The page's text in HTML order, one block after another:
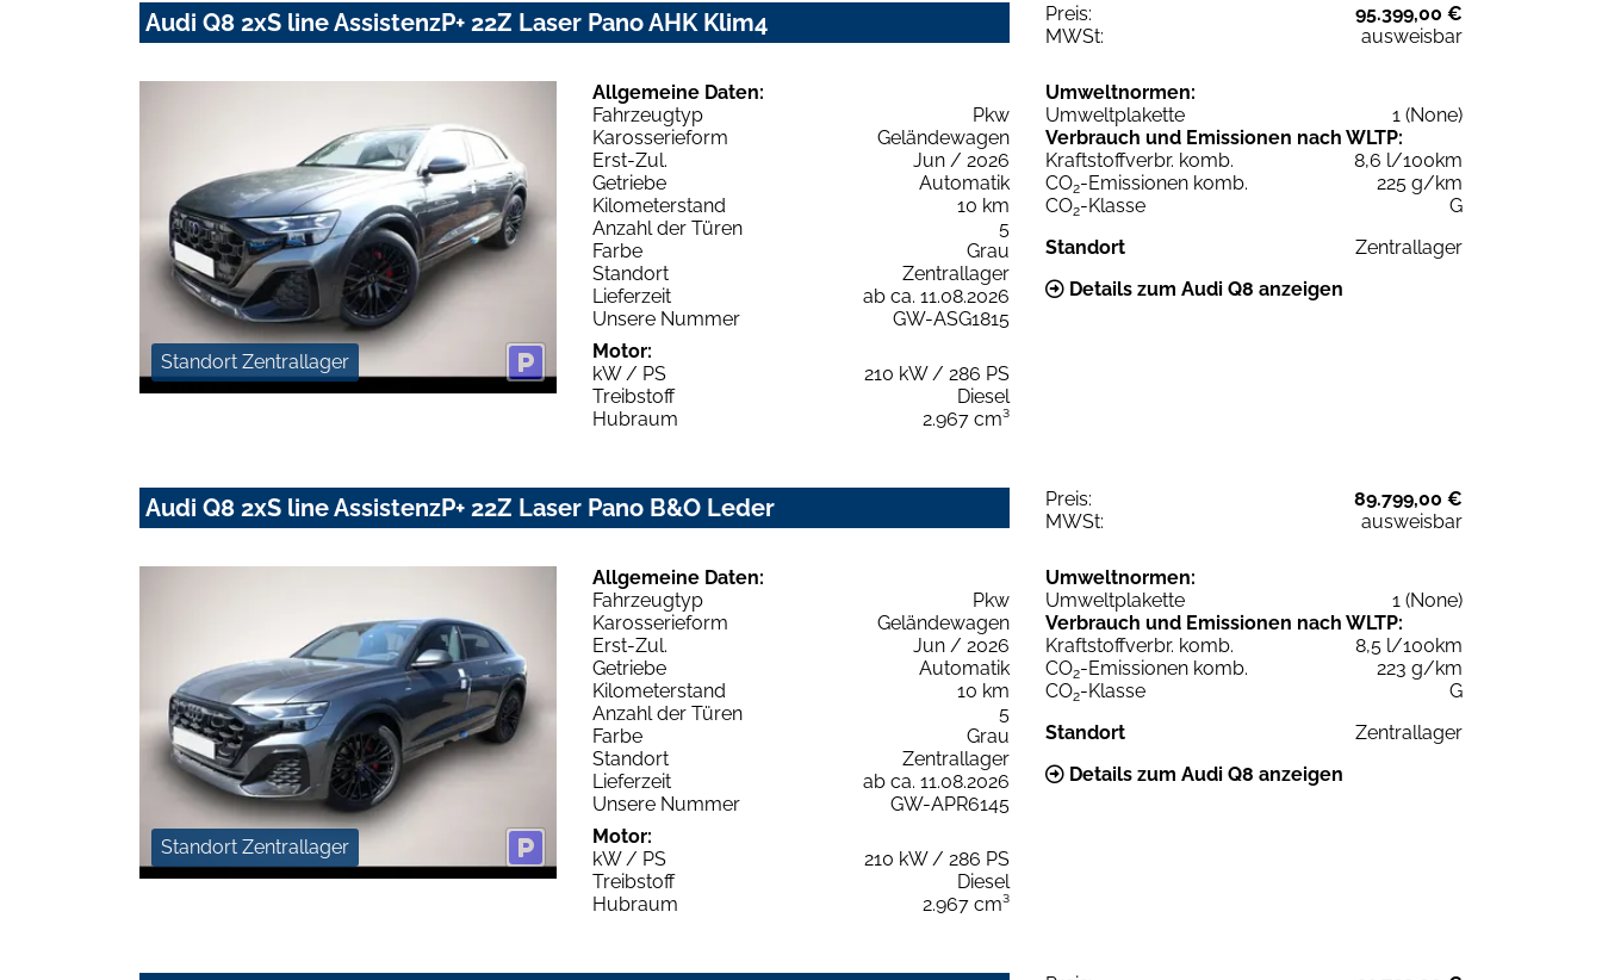
Audi Q8 2xS line AssistenzP+ 22Z Laser Pano AHK Klim4 Preis:
95.399,00 €
MWSt:
ausweisbar
Standort Zentrallager
Allgemeine Daten:
Fahrzeugtyp
Pkw
Karosserieform
Geländewagen
Erst-Zul.
Jun / 2026
Getriebe
Automatik
Kilometerstand
10 km
Anzahl der Türen
5
Farbe
Grau
Standort
Zentrallager
Lieferzeit
ab ca. 11.08.2026
Unsere Nummer
GW-ASG1815
Motor:
kW / PS
210 kW / 286 PS
Treibstoff
Diesel
Hubraum
2.967 cm³
Umweltnormen:
Umweltplakette
1 (None)
Verbrauch und Emissionen nach WLTP:
Kraftstoffverbr. komb.
8,6 l/100km
CO2-Emissionen komb.
225 g/km
CO2-Klasse
G
Standort
Zentrallager
Details zum Audi Q8 anzeigen
Audi Q8 2xS line AssistenzP+ 22Z Laser Pano B&O Leder Preis:
89.799,00 €
MWSt:
ausweisbar
Standort Zentrallager
Allgemeine Daten:
Fahrzeugtyp
Pkw
Karosserieform
Geländewagen
Erst-Zul.
Jun / 2026
Getriebe
Automatik
Kilometerstand
10 km
Anzahl der Türen
5
Farbe
Grau
Standort
Zentrallager
Lieferzeit
ab ca. 11.08.2026
Unsere Nummer
GW-APR6145
Motor:
kW / PS
210 kW / 286 PS
Treibstoff
Diesel
Hubraum
2.967 cm³
Umweltnormen:
Umweltplakette
1 (None)
Verbrauch und Emissionen nach WLTP:
Kraftstoffverbr. komb.
8,5 l/100km
CO2-Emissionen komb.
223 g/km
CO2-Klasse
G
Standort
Zentrallager
Details zum Audi Q8 anzeigen